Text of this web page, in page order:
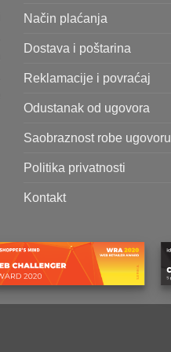
Način plaćanja
Dostava i poštarina
Reklamacije i povraćaj
Odustanak od ugovora
Saobraznost robe ugovoru
Politika privatnosti
Kontakt